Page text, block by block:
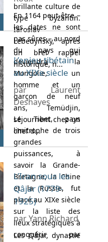
brillante culture de
type byzantin.
Iaroslav
Lebedynsky, après
un bref rappel
historique, n...
En 1164 peut-être –
les dates ne sont
pas sûres – au nord
du pays qui
deviendra la
Mongolie, un
homme et un
garçon de neuf
ans, Temüdjin,
séjournent chez un
chef d...
L’enjeu tibétain
au XIXe siècle
par Laurent
Deshayes
Le Tibet, pays
limitrophe de trois
grandes
puissances, à
savoir la Grande-
Bretagne, la Chine
et la Russie, fut
placé au XIXe siècle
sur la liste des
lieux stratégiques à
conquérir par
L’Iran sous les
Qâjar (1779-
1925)
par Yann Richard
Les Qâjar, dynastie